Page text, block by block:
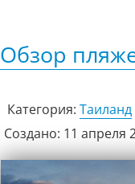
Обзор
Категория: Таиланд
Создано: 11 апреля